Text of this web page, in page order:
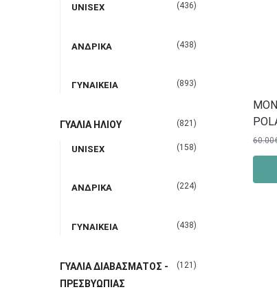
60.00
UNISEX (436)
ΑΝΔΡΙΚΑ (438)
ΓΥΝΑΙΚΕΙΑ (893)
ΓΥΑΛΙΑ ΗΛΙΟΥ (821)
UNISEX (158)
ΑΝΔΡΙΚΑ (224)
ΓΥΝΑΙΚΕΙΑ (438)
ΓΥΑΛΙΑ ΔΙΑΒΑΣΜΑΤΟΣ -
ΠΡΕΣΒΥΩΠΙΑΣ
(121)